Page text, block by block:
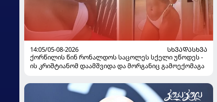
14:05/05-08-2026
ᲡᲮᲕᲐᲓᲐᲡᲮᲕᲐ
ქორწილის წინ რონალდოს საცოლეს სქელი უწოდეს -
ის კრიშტიანომ დაამშვიდა და მორგანიც გამოექომაგა